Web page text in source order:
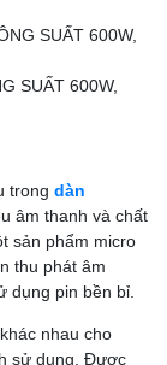
SUẤT 600W,
trong dàn
âm thanh và chất
sản phẩm micro
thu phát âm
dụng pin bền bỉ.
nhau cho
sử dụng. Được